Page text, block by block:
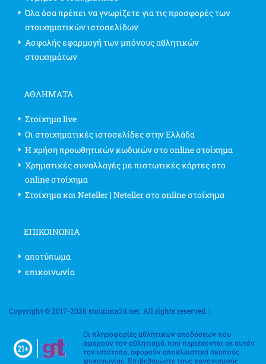
Όλα όσα πρέπει να γνωρίζετε για τις προσφορές των
στοιχηματικών ιστοσελίδων
Ασφαλής εφαρμογή των μπόνους αθλητικών
στοιχημάτων
ΑΘΛΗΜΑΤΑ
Στοίχημα live
Οι στοιχηματικές ιστοσελίδες στην Ελλάδα
Η χρήση προωθητικών κωδικών στο online στοίχημα
Χρηματικές συναλλαγές με πιστωτικές κάρτες στο
online στοίχημα
Στοίχημα και Neteller | Neteller στο online στοίχημα
ΕΠΙΚΟΙΝΩΝΊΑ
αποτύπωμα
επικοινωνία
Copyright © 2017-2026 stoixima24.net. All rights reserved. |
Οι πληροφορίες αθλητικών αποδόσεων που
αφορούν τον αθλητισμό, που περιέχονται σε αυτόν
τον ιστότοπο, αφορούν αποκλειστικά σκοπούς
ψυχαγωγίας. Επιβεβαιώστε τους κανονισμούς